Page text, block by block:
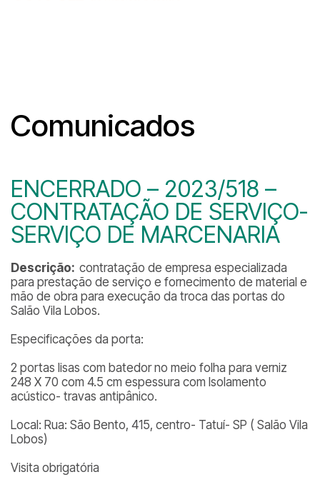
Comunicados
ENCERRADO – 2023/518 –
CONTRATAÇÃO DE SERVIÇO-
SERVIÇO DE MARCENARIA
Descrição: contratação de empresa especializada
para prestação de serviço e fornecimento de material e
mão de obra para execução da troca das portas do
Salão Vila Lobos.
Especificações da porta:
2 portas lisas com batedor no meio folha para verniz
248 X 70 com 4.5 cm espessura com Isolamento
acústico- travas antipânico.
Local: Rua: São Bento, 415, centro- Tatuí- SP ( Salão Vila
Lobos)
Visita obrigatória